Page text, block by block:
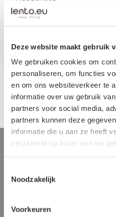
Deze website maakt gebruik
We gebruiken cookies om
personaliseren, om functies
en om ons websiteverkeer te
informatie over uw gebruik
partners voor social media,
partners kunnen deze
informatie die u aan ze heeft
verzameld op basis van uw
Noodzakelijk
Voorkeuren
Hoogeveen
gevonden?
We zoeken graag met
adres achter en wij